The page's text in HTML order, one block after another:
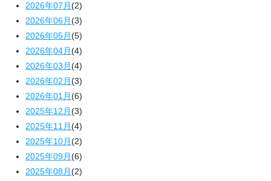
2026年07月(2)
2026年06月(3)
2026年05月(5)
2026年04月(4)
2026年03月(4)
2026年02月(3)
2026年01月(6)
2025年12月(3)
2025年11月(4)
2025年10月(2)
2025年09月(6)
2025年08月(2)